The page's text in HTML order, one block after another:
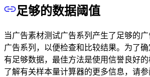
足够的数据阈值
当广告素材测试广告系列产生了足够的
广告系列，以便检查和比较结果。为了
有足够数据，最佳方法是使用信誉良好
了解有关样本量计算器的更多信息，请